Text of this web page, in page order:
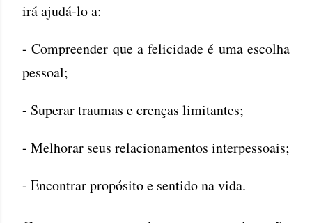
irá ajudá-lo a:
- Compreender que a felicidade é uma escolha
pessoal;
- Superar traumas e crenças limitantes;
- Melhorar seus relacionamentos interpessoais;
- Encontrar propósito e sentido na vida.